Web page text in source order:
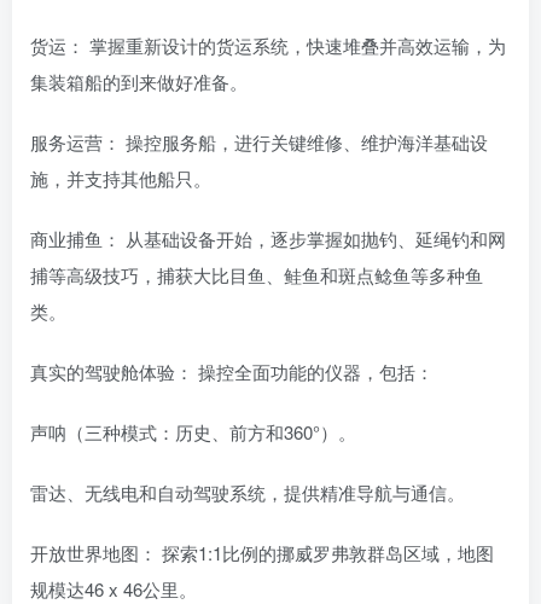
货运： 掌握重新设计的货运系统，快速堆叠并高效运输，为
集装箱船的到来做好准备。
服务运营： 操控服务船，进行关键维修、维护海洋基础设
施，并支持其他船只。
商业捕鱼： 从基础设备开始，逐步掌握如抛钓、延绳钓和网
捕等高级技巧，捕获大比目鱼、鲑鱼和斑点鲶鱼等多种鱼
类。
真实的驾驶舱体验： 操控全面功能的仪器，包括：
声呐（三种模式：历史、前方和360°）。
雷达、无线电和自动驾驶系统，提供精准导航与通信。
开放世界地图： 探索1:1比例的挪威罗弗敦群岛区域，地图
规模达46 x 46公里。